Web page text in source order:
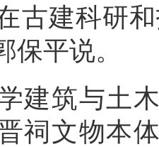
古建科研
保平说。
筑与土木
祠文物本